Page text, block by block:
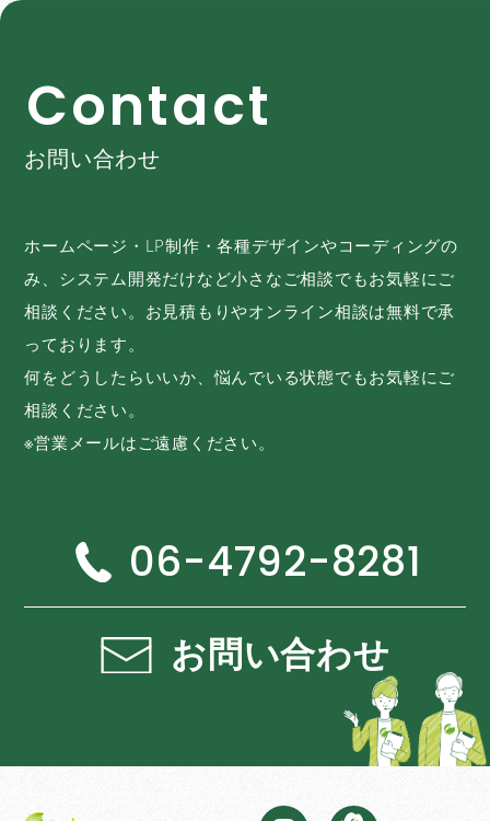
Contact
お問い合わせ
ホームページ・LP制作・各種デザインやコーディングの
み、システム開発だけなど小さなご相談でもお気軽にご
相談ください。お見積もりやオンライン相談は無料で承
っております。
何をどうしたらいいか、悩んでいる状態でもお気軽にご
相談ください。
※営業メールはご遠慮ください。
06-4792-8281
お問い合わせ